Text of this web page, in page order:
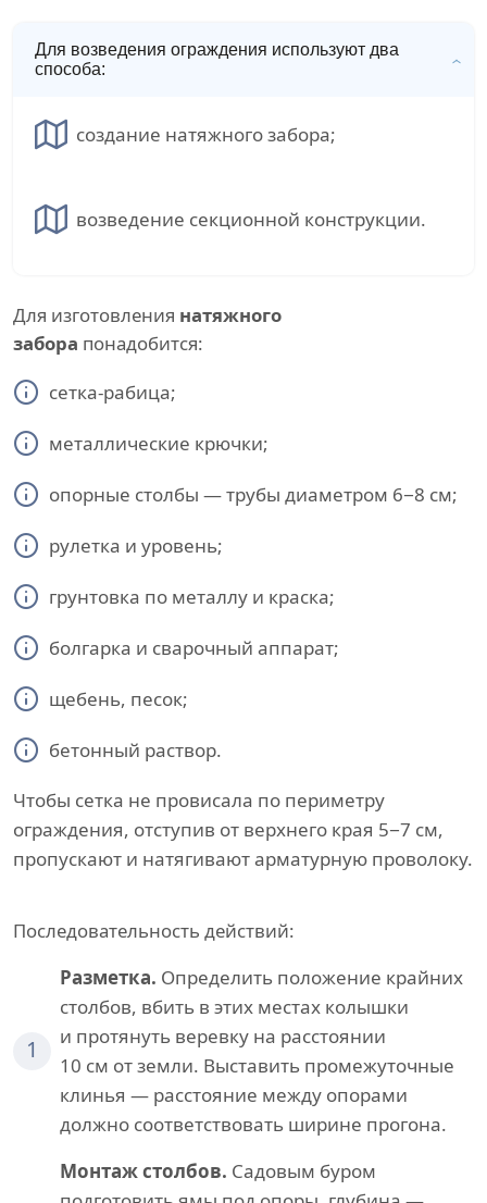
Для возведения ограждения используют два
способа:
создание натяжного забора;
возведение секционной конструкции.
Для изготовления натяжного
забора понадобится:
сетка-рабица;
металлические крючки;
опорные столбы — трубы диаметром 6−8 см;
рулетка и уровень;
грунтовка по металлу и краска;
болгарка и сварочный аппарат;
щебень, песок;
бетонный раствор.
Чтобы сетка не провисала по периметру
ограждения, отступив от верхнего края 5−7 см,
пропускают и натягивают арматурную проволоку.
Последовательность действий:
1
Разметка. Определить положение крайних
столбов, вбить в этих местах колышки
и протянуть веревку на расстоянии
10 см от земли. Выставить промежуточные
клинья — расстояние между опорами
должно соответствовать ширине прогона.
Монтаж столбов. Садовым буром